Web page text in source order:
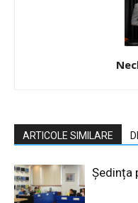
ARTICOLE SIMILARE
Ședința